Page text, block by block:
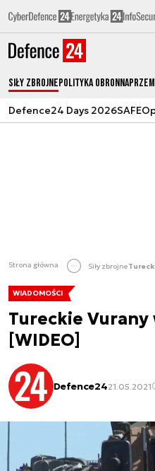
Siły zbrojnePolityka obronna
Defence24 Days 2026SAFE
Strona główna Siły zbrojne
WIADOMOŚCI
Tureckie Vurany
[WIDEO]
Defence2421.05.2021